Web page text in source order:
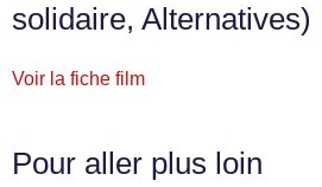
solidaire, Alternatives)
Voir la fiche film
Pour aller plus loin